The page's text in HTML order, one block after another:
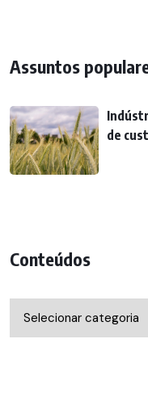
Assuntos
de
Conteúdos
Conteúdos